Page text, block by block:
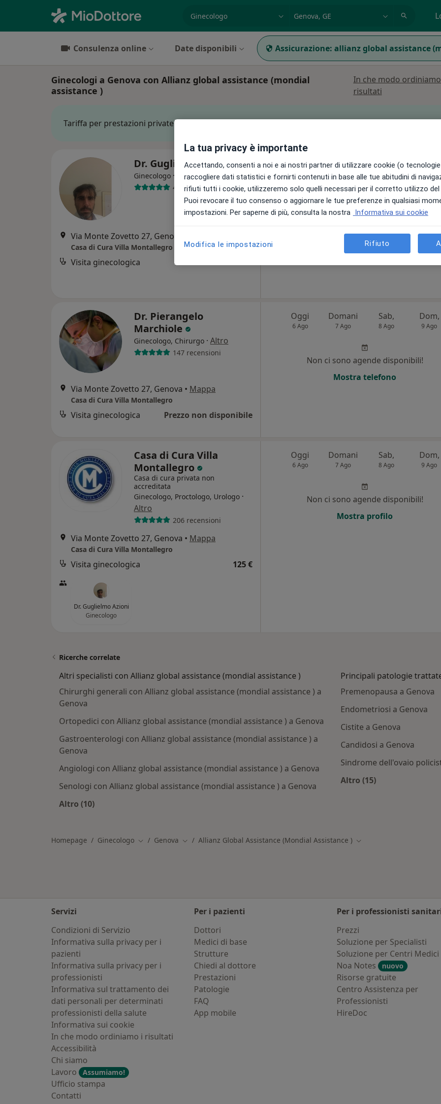
Consulenza online Date disponibili Assicurazione: allianz global assistance
Ginecologi a Genova con Allianz global assistance (mondial
assistance )
In che modo
risultati
Tariffa per prestazioni private. L’importo può variare in base alla copertura assicurativa.
Dr. Guglielmo Azioni
Ginecologo · Altro
499 recensioni
Via Monte Zovetto 27, Genova
Casa di Cura Villa Montallegro
Visita ginecologica
Oggi
6 Ago
Domani
7 Ago
Sab,
8 Ago
Dom,
9 Ago
Non ci sono agende disponibili!
Dr. Pierangelo
Marchiole
Ginecologo, Chirurgo · Altro
147 recensioni
Via Monte Zovetto 27, Genova • Mappa
Casa di Cura Villa Montallegro
Visita ginecologica Prezzo non disponibile
Oggi
6 Ago
Domani
7 Ago
Sab,
8 Ago
Dom,
9 Ago
Non ci sono agende disponibili!
Mostra telefono
Casa di Cura Villa
Montallegro
Casa di cura privata non
accreditata
Ginecologo, Proctologo, Urologo ·
Altro
206 recensioni
Via Monte Zovetto 27, Genova • Mappa
Casa di Cura Villa Montallegro
Visita ginecologica 125 €
Dr. Guglielmo Azioni
Ginecologo
Oggi
6 Ago
Domani
7 Ago
Sab,
8 Ago
Dom,
9 Ago
Non ci sono agende disponibili!
Mostra profilo
Ricerche correlate
Altri specialisti con Allianz global assistance (mondial assistance )
Chirurghi generali con Allianz global assistance (mondial assistance ) a
Genova
Ortopedici con Allianz global assistance (mondial assistance ) a Genova
Gastroenterologi con Allianz global assistance (mondial assistance ) a
Genova
Angiologi con Allianz global assistance (mondial assistance ) a Genova
Senologi con Allianz global assistance (mondial assistance ) a Genova
Altro (10)
Principali patologie
Premenopausa a Genova
Endometriosi a Genova
Cistite a Genova
Candidosi a Genova
Sindrome dell'ovaio
Altro (15)
Homepage Ginecologo Cambia città
Genova Cambia città
Allianz Global Assistance (Mondial Assistance ) Cambia città
Servizi
Condizioni di Servizio
Informativa sulla privacy per i
pazienti
Informativa sulla privacy per i
professionisti
Informativa sul trattamento dei
dati personali per determinati
professionisti della salute
Informativa sui cookie
In che modo ordiniamo i risultati
Accessibilità
Chi siamo
Lavoro
Assumiamo!
Ufficio stampa
Contatti
Per i pazienti
Dottori
Medici di base
Strutture
Chiedi al dottore
Prestazioni
Patologie
FAQ
App mobile
Per i professionisti
Prezzi
Soluzione per Specialisti
Soluzione per Centri Medici
Noa Notes
nuovo
Risorse gratuite
Centro Assistenza per
Professionisti
HireDoc
La tua privacy è importante
Accettando, consenti a noi e ai nostri partner di utilizzare cookie (o
raccogliere dati statistici e fornirti contenuti in base alle tue abitudini di
rifiuti tutti i cookie, utilizzeremo solo quelli necessari per il corretto utilizzo
Puoi revocare il tuo consenso o aggiornare le tue preferenze in qualsiasi
impostazioni. Per saperne di più, consulta la nostra Informativa sui cookie
Modifica le impostazioni Rifiuto